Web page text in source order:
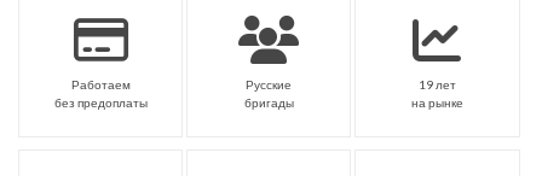
Работаем
без предоплаты
Русские
бригады
19 лет
на рынке